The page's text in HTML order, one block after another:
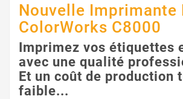
Nouvelle Imprimante
ColorWorks C8000
Imprimez vos étiquettes
avec une qualité
Et un coût de production
faible...